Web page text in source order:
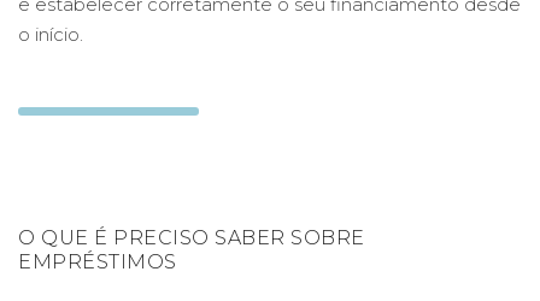
o início.
O QUE É PRECISO SABER SOBRE
EMPRÉSTIMOS